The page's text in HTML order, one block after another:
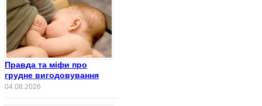
Правда та міфи про
грудне вигодовування
04.08.2026